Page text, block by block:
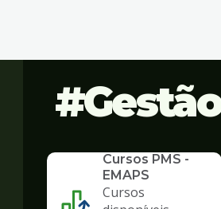
Cursos PMS -
EMAPS
Cursos